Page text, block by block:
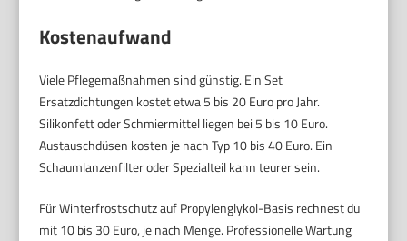
Kostenaufwand
Viele Pflegemaßnahmen sind günstig. Ein Set
Ersatzdichtungen kostet etwa 5 bis 20 Euro pro Jahr.
Silikonfett oder Schmiermittel liegen bei 5 bis 10 Euro.
Austauschdüsen kosten je nach Typ 10 bis 40 Euro. Ein
Schaumlanzenfilter oder Spezialteil kann teurer sein.
Für Winterfrostschutz auf Propylenglykol-Basis rechnest du
mit 10 bis 30 Euro, je nach Menge. Professionelle Wartung